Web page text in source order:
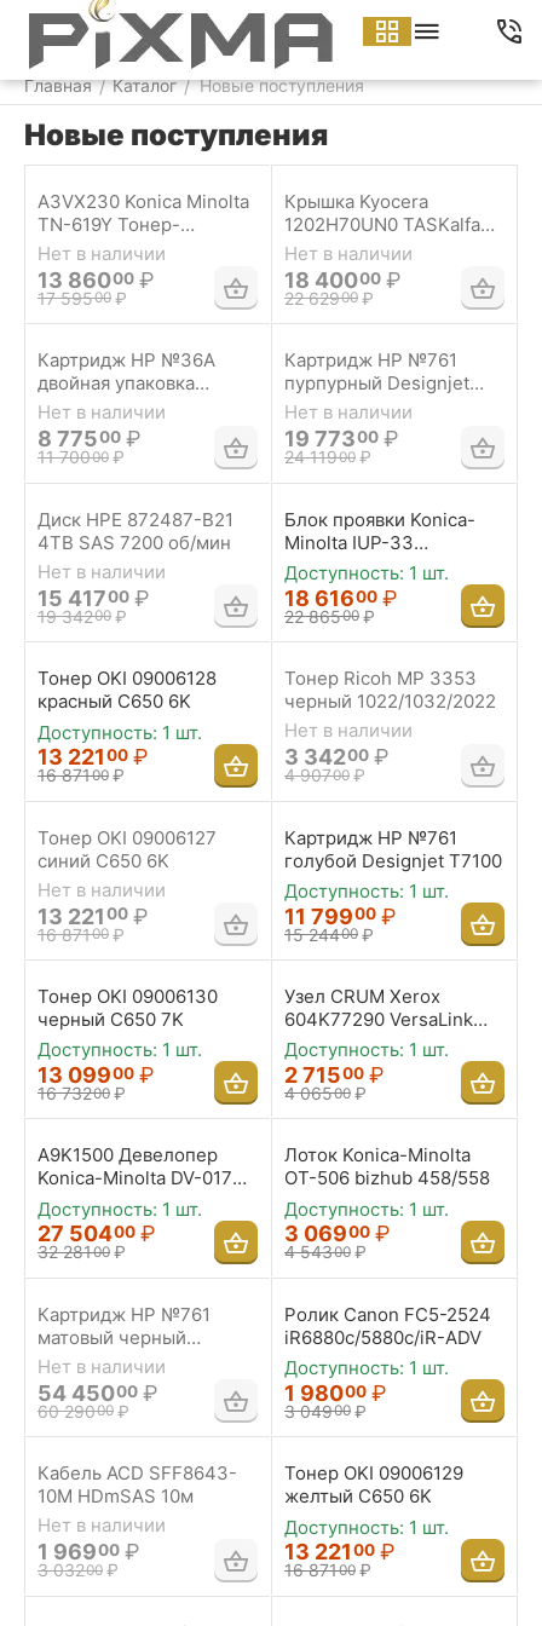
Главная / Каталог / Новые поступления
Новые поступления
A3VX230 Konica Minolta
TN-619Y Тонер-
картридж желтый
Нет в наличии
13 86000 ₽
17 59500 ₽
Крышка Kyocera
1202H70UN0 TASKalfa
Type E
Нет в наличии
18 40000 ₽
22 62900 ₽
Картридж HP №36A
двойная упаковка
LaserJet P1505
Нет в наличии
8 77500 ₽
11 70000 ₽
Картридж HP №761
пурпурный Designjet
T7100
Нет в наличии
19 77300 ₽
24 11900 ₽
Диск HPE 872487-B21
4TB SAS 7200 об/мин
Нет в наличии
15 41700 ₽
19 34200 ₽
Блок проявки Konica-
Minolta IUP-33
4052/4752
Доступность: 1 шт.
18 61600 ₽
22 86500 ₽
Тонер OKI 09006128
красный C650 6K
Доступность: 1 шт.
13 22100 ₽
16 87100 ₽
Тонер Ricoh MP 3353
черный 1022/1032/2022
Нет в наличии
3 34200 ₽
4 90700 ₽
Тонер OKI 09006127
синий C650 6K
Нет в наличии
13 22100 ₽
16 87100 ₽
Картридж HP №761
голубой Designjet T7100
Доступность: 1 шт.
11 79900 ₽
15 24400 ₽
Тонер OKI 09006130
черный C650 7K
Доступность: 1 шт.
13 09900 ₽
16 73200 ₽
Узел CRUM Xerox
604K77290 VersaLink
B405DN
Доступность: 1 шт.
2 71500 ₽
4 06500 ₽
A9K1500 Девелопер
Konica-Minolta DV-017
AccurioPress
Доступность: 1 шт.
27 50400 ₽
32 28100 ₽
Лоток Konica-Minolta
OT-506 bizhub 458/558
Доступность: 1 шт.
3 06900 ₽
4 54300 ₽
Картридж HP №761
матовый черный
Designjet T7100
Нет в наличии
54 45000 ₽
60 29000 ₽
Ролик Canon FC5-2524
iR6880c/5880c/iR-ADV
Доступность: 1 шт.
1 98000 ₽
3 04900 ₽
Кабель ACD SFF8643-
10M HDmSAS 10м
Нет в наличии
1 96900 ₽
3 03200 ₽
Тонер OKI 09006129
желтый C650 6K
Доступность: 1 шт.
13 22100 ₽
16 87100 ₽
Меню Найти Корзина Аккаунт